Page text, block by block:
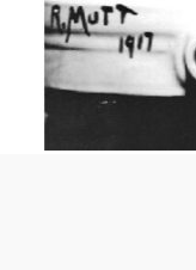
15,00